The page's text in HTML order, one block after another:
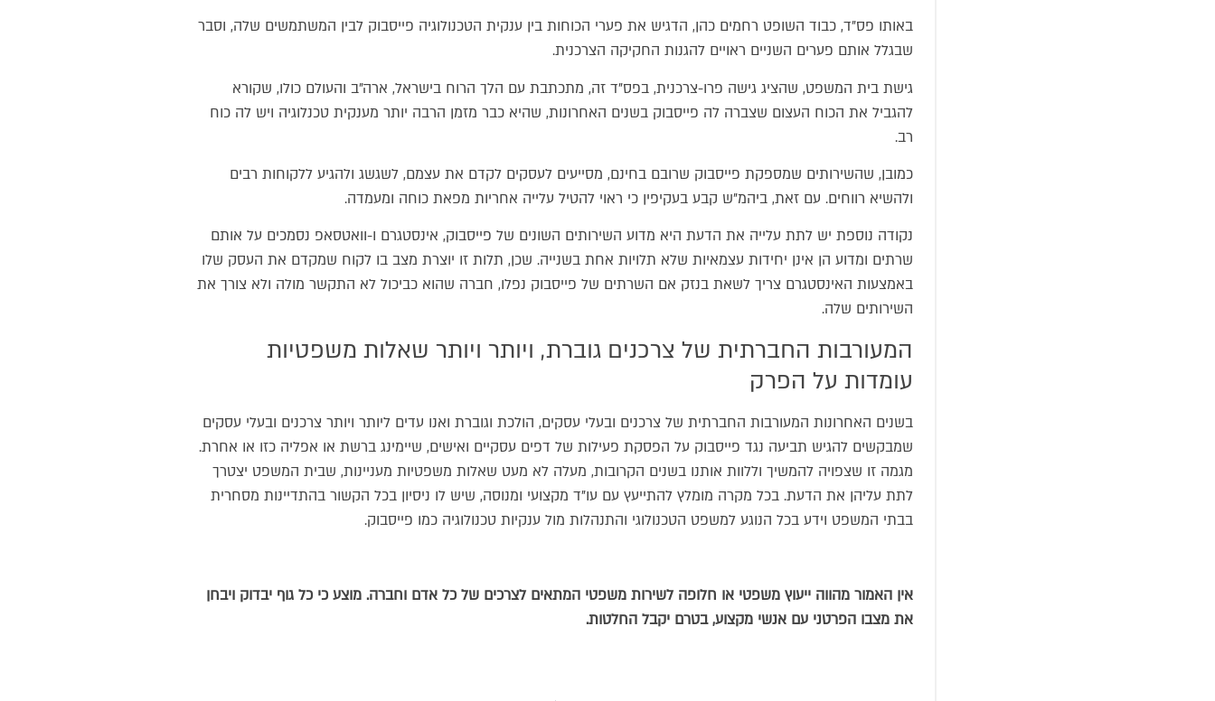
באותו פס"ד, כבוד השופט רחמים כהן, הדגיש את פערי הכוחות בין ענקית הטכנולוגיה פייסבוק לבין המשתמשים שלה, וסבר
שבגלל אותם פערים השניים ראויים להגנות החקיקה הצרכנית.
גישת בית המשפט, שהציג גישה פרו-צרכנית, בפס"ד זה, מתכתבת עם הלך הרוח בישראל, ארה"ב והעולם כולו, שקורא
להגביל את הכוח העצום שצברה לה פייסבוק בשנים האחרונות, שהיא כבר מזמן הרבה יותר מענקית טכנלוגיה ויש לה כוח
רב.
כמובן, שהשירותים שמספקת פייסבוק שרובם בחינם, מסייעים לעסקים לקדם את עצמם, לשגשג ולהגיע ללקוחות רבים
ולהשיא רווחים. עם זאת, ביהמ"ש קבע בעקיפין כי ראוי להטיל עלייה אחריות מפאת כוחה ומעמדה.
נקודה נוספת יש לתת עלייה את הדעת היא מדוע השירותים השונים של פייסבוק, אינסטגרם ו-וואטסאפ נסמכים על אותם
שרתים ומדוע הן אינן יחידות עצמאיות שלא תלויות אחת בשנייה. שכן, תלות זו יוצרת מצב בו לקוח שמקדם את העסק שלו
באמצעות האינסטגרם צריך לשאת בנזק אם השרתים של פייסבוק נפלו, חברה שהוא כביכול לא התקשר מולה ולא צורך את
השירותים שלה.
המעורבות החברתית של צרכנים גוברת, ויותר ויותר שאלות משפטיות
עומדות על הפרק
בשנים האחרונות המעורבות החברתית של צרכנים ובעלי עסקים, הולכת וגוברת ואנו עדים ליותר ויותר צרכנים ובעלי עסקים
שמבקשים להגיש תביעה נגד פייסבוק על הפסקת פעילות של דפים עסקיים ואישים, שיימינג ברשת או אפליה כזו או אחרת.
מגמה זו שצפויה להמשיך וללוות אותנו בשנים הקרובות, מעלה לא מעט שאלות משפטיות מעניינות, שבית המשפט יצטרך
לתת עליהן את הדעת. בכל מקרה מומלץ להתייעץ עם עו"ד מקצועי ומנוסה, שיש לו ניסיון בכל הקשור בהתדיינות מסחרית
בבתי המשפט וידע בכל הנוגע למשפט הטכנולוגי והתנהלות מול ענקיות טכנולוגיה כמו פייסבוק.
אין האמור מהווה ייעוץ משפטי או חלופה לשירות משפטי המתאים לצרכים של כל אדם וחברה. מוצע כי כל גוף יבדוק ויבחן
את מצבו הפרטני עם אנשי מקצוע, בטרם יקבל החלטות.